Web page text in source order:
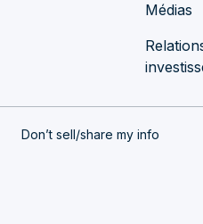
Médias
Don’t sell/share my info